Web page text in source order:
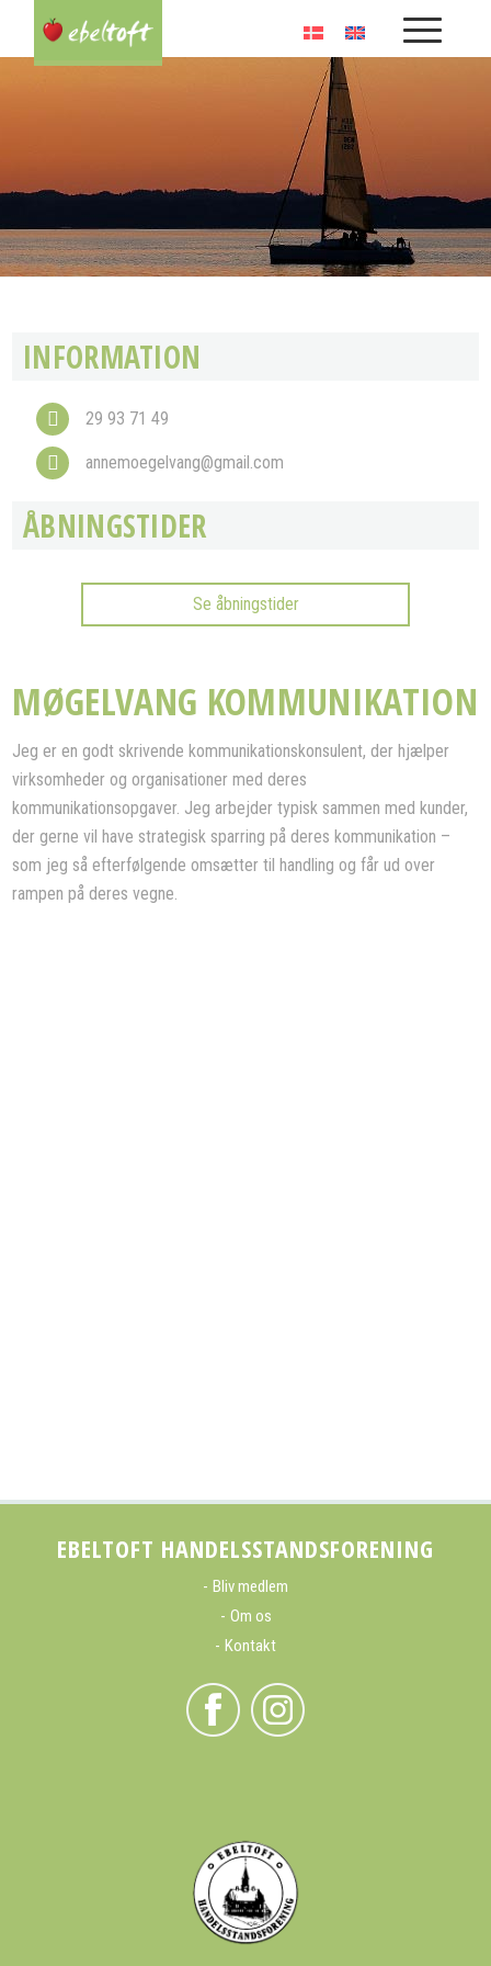
INFORMATION
29 93 71 49
annemoegelvang@gmail.com
ÅBNINGSTIDER
Se åbningstider
MØGELVANG KOMMUNIKATION
Jeg er en godt skrivende kommunikationskonsulent, der hjælper
virksomheder og organisationer med deres
kommunikationsopgaver. Jeg arbejder typisk sammen med kunder,
der gerne vil have strategisk sparring på deres kommunikation –
som jeg så efterfølgende omsætter til handling og får ud over
rampen på deres vegne.
EBELTOFT HANDELSSTANDSFORENING
Bliv medlem
Om os
Kontakt